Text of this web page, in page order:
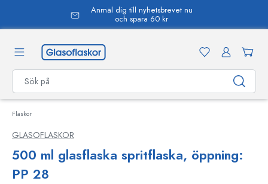
Anmäl dig till nyhetsbrevet nu
och spara 60 kr
Flaskor
GLASOFLASKOR
500 ml glasflaska spritflaska, öppning:
PP 28